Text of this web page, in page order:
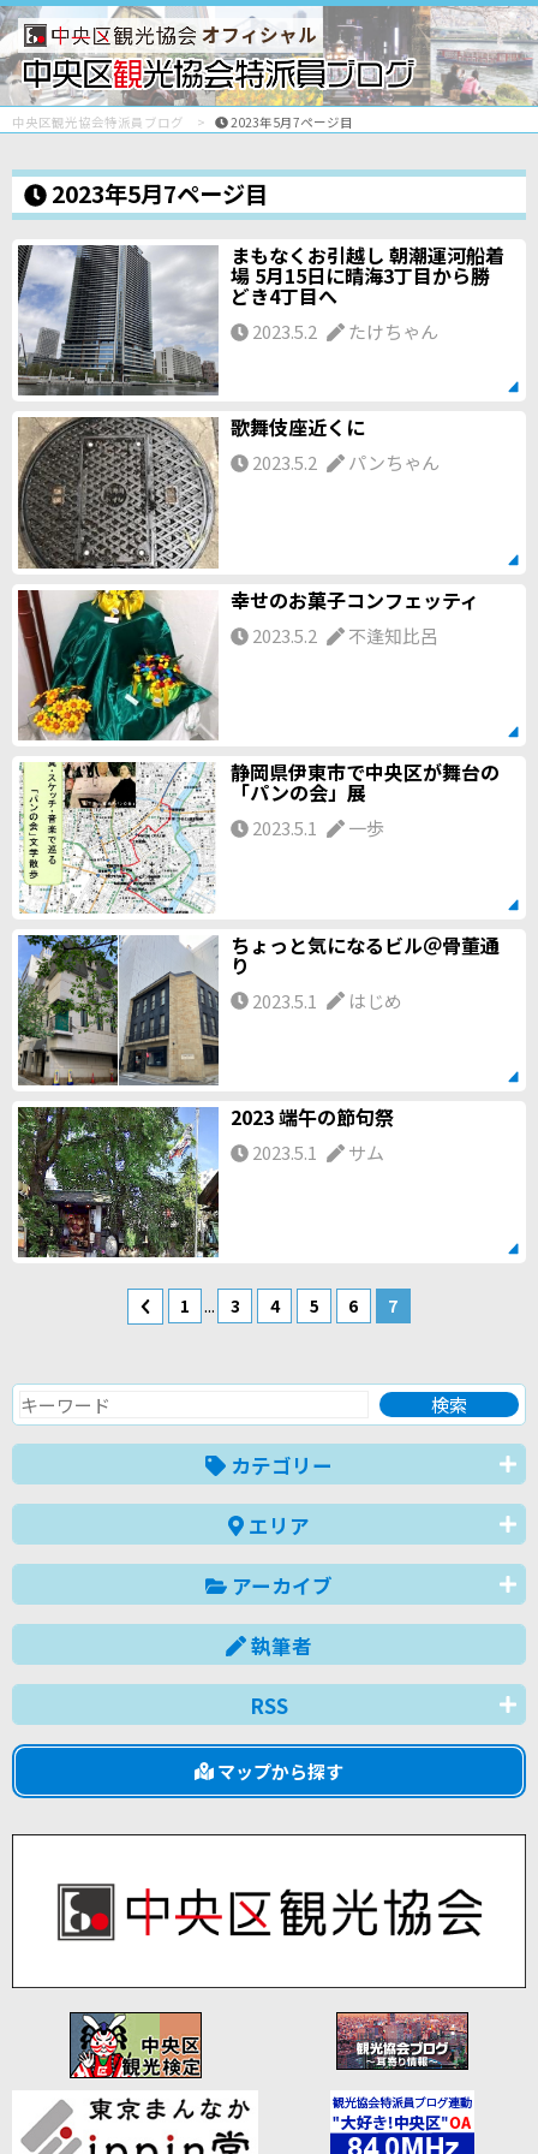
オフィシャル
中央区観光協会特派員ブログ 2023年5月7ページ目
2023年5月7ページ目
まもなくお引越し 朝潮運河船着
場 5月15日に晴海3丁目から勝
どき4丁目へ
2023.5.2 たけちゃん
歌舞伎座近くに
2023.5.2 パンちゃん
幸せのお菓子コンフェッティ
2023.5.2 不逢知比呂
静岡県伊東市で中央区が舞台の
「パンの会」展
2023.5.1 一歩
ちょっと気になるビル＠骨董通
り
2023.5.1 はじめ
2023 端午の節句祭
2023.5.1 サム
1 ... 3 4 5 6 7
カテゴリー
エリア
アーカイブ
執筆者
RSS
マップから探す